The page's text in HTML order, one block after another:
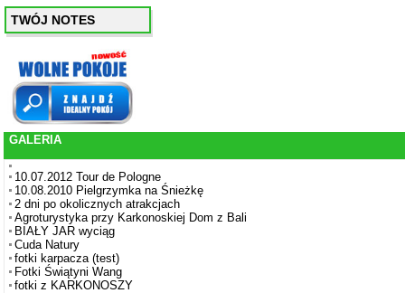
TWÓJ NOTES
GALERIA
10.07.2012 Tour de Pologne
10.08.2010 Pielgrzymka na Śnieżkę
2 dni po okolicznych atrakcjach
Agroturystyka przy Karkonoskiej Dom z Bali
BIAŁY JAR wyciąg
Cuda Natury
fotki karpacza (test)
Fotki Świątyni Wang
fotki z KARKONOSZY